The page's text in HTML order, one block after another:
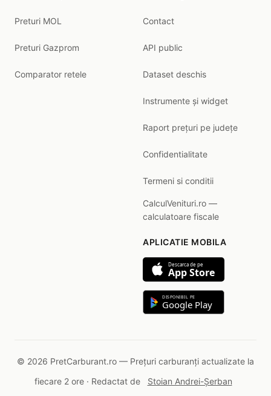
Preturi MOL
Preturi Gazprom
Comparator retele
Contact
API public
Dataset deschis
Instrumente și widget
Raport prețuri pe județe
Confidentialitate
Termeni si conditii
CalculVenituri.ro —
calculatoare fiscale
APLICATIE MOBILA
Descarca de pe
App Store
DISPONIBIL PE
Google Play
© 2026 PretCarburant.ro — Prețuri carburanți actualizate la
fiecare 2 ore · Redactat de
Stoian Andrei-Șerban